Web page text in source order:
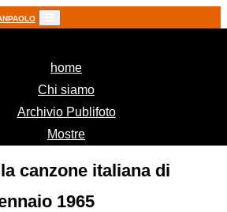
home(current)
Chi siamo
Archivio Publifoto
Mostre
canzone italiana di
1965